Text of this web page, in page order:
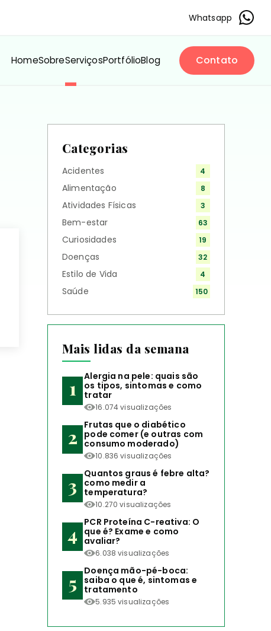
Whatsapp
HomeSobreServiçosPortfólioBlog Contato
Categorias
Acidentes 4
Alimentação 8
Atividades Físicas 3
Bem-estar 63
Curiosidades 19
Doenças 32
Estilo de Vida 4
Saúde 150
Mais lidas da semana
Alergia na pele: quais são
os tipos, sintomas e como
tratar
16.074 visualizações
Frutas que o diabético
pode comer (e outras com
consumo moderado)
10.836 visualizações
Quantos graus é febre alta?
como medir a
temperatura?
10.270 visualizações
PCR Proteína C-reativa: O
que é? Exame e como
avaliar?
6.038 visualizações
Doença mão-pé-boca:
saiba o que é, sintomas e
tratamento
5.935 visualizações